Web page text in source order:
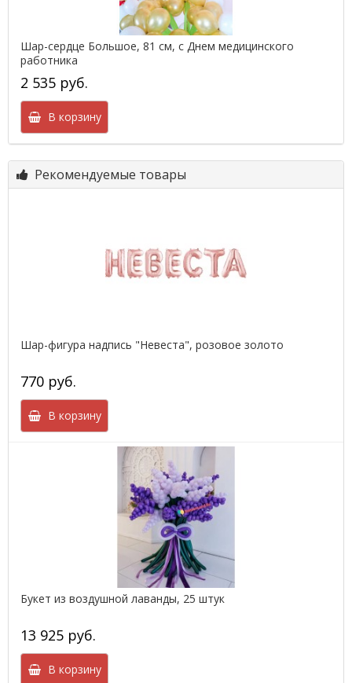
Шар-сердце Большое, 81 см, с Днем медицинского
работника
2 535 руб.
В корзину
Рекомендуемые товары
Шар-фигура надпись "Невеста", розовое золото
770 руб.
В корзину
Букет из воздушной лаванды, 25 штук
13 925 руб.
В корзину